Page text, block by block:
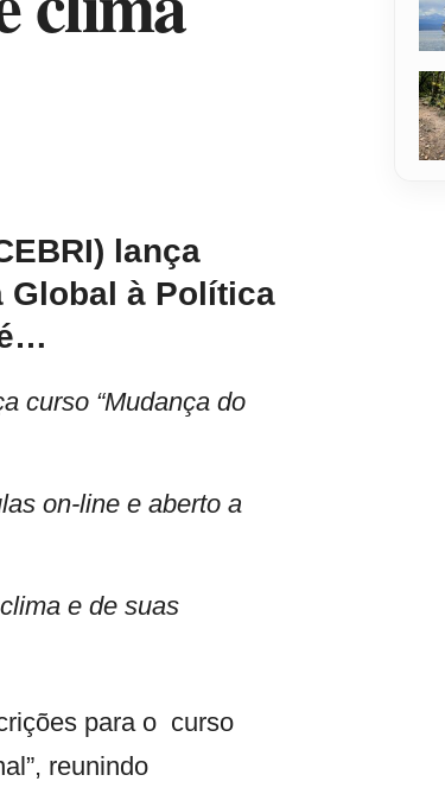
lança
Global à Política
curso “Mudança do
on-line e aberto a
e de suas
para o curso
, reunindo